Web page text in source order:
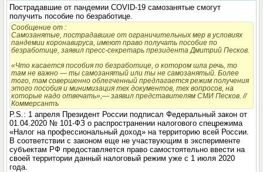
Пострадавшие от пандемии COVID-19 самозанятые смогут
получить пособие по безработице.
Сообщение от :
Самозанятые, пострадавшие от ограничительных мер в условиях
пандемии коронавируса, имеют право получать пособие по
безработице, заявил пресс-секретарь президента Дмитрий Песков.
«Что касается пособия по безработице, о котором шла речь, то
там не важно — ты самозанятый или ты не самозанятый. Более
того, там совершенно облегченный предлагается режим получения
этого пособия и минимизация тех документов, тех вопросов, на
которые надо отвечать»,— заявил представителям СМИ Песков. //
Коммерсантъ
P.S.: 1 апреля Президент России подписал Федеральный закон от
01.04.2020 № 101-ФЗ о распространении налогового спецрежима
«Налог на профессиональный доход» на территорию всей России.
В соответствии с законом еще не участвующим в эксперименте
субъектам РФ предоставляется право самостоятельно ввести на
своей территории данный налоговый режим уже с 1 июля 2020
года.